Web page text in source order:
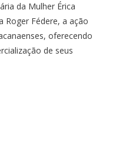
da Mulher Érica
Roger Fédere, a ação
oferecendo
de seus